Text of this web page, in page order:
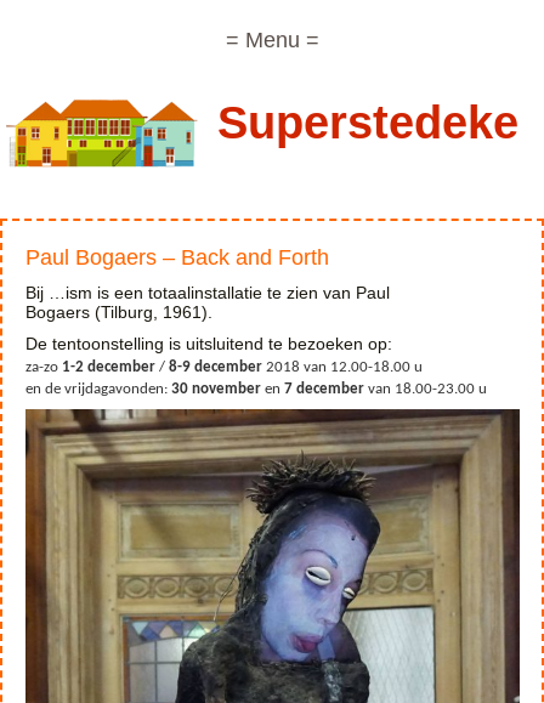
Superstedeke
= Menu =
Paul Bogaers – Back and Forth
Bij …ism is een totaalinstallatie te zien van Paul
Bogaers(Tilburg, 1961).
De tentoonstelling is uitsluitend te bezoeken op:
za-zo 1-2 december/ 8-9 december2018 van 12.00-18.00 u
en de vrijdagavonden: 30 novemberen 7 decembervan 18.00-23.00 u